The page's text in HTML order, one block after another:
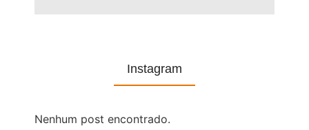
Instagram
Nenhum post encontrado.